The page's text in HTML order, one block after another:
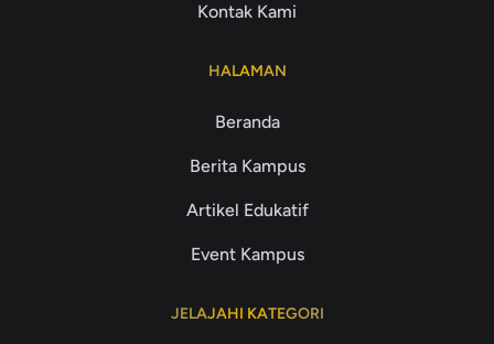
Kontak Kami
HALAMAN
Beranda
Berita Kampus
Artikel Edukatif
Event Kampus
JELAJAHI KATEGORI